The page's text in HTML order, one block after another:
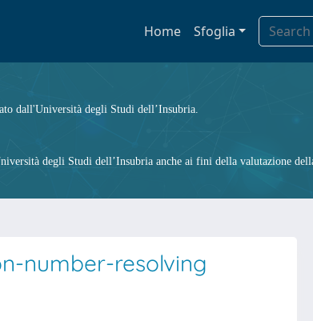
Home Sfoglia
dall'Università degli Studi dell’Insubria.
degli Studi dell’Insubria anche ai fini della valutazione
number-resolving